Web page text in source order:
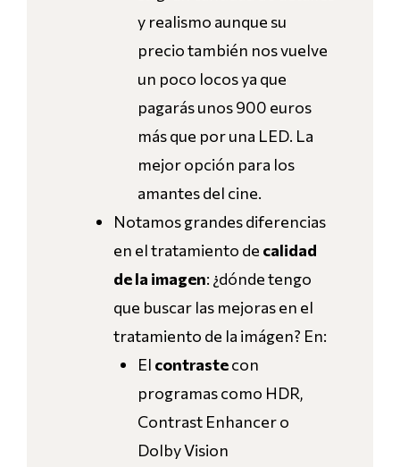
y realismo aunque su
precio también nos vuelve
un poco locos ya que
pagarás unos 900 euros
más que por una LED. La
mejor opción para los
amantes del cine.
Notamos grandes diferencias
en el tratamiento de calidad
de la imagen: ¿dónde tengo
que buscar las mejoras en el
tratamiento de la imágen? En:
El contrastecon
programas como HDR,
Contrast Enhancer o
Dolby Vision